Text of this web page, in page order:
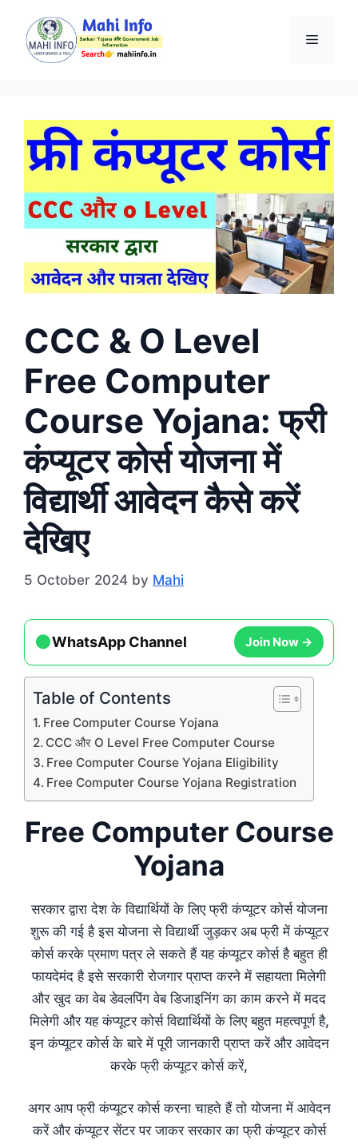
content
Menu
CCC & O Level
Free Computer
Course Yojana: फ्री
कंप्यूटर कोर्स योजना में
विद्यार्थी आवेदन कैसे करें
देखिए
5 October 2024 by Mahi
●WhatsApp Channel Join Now →
Table of Contents
Free Computer Course Yojana
CCC और O Level Free Computer Course
Free Computer Course Yojana Eligibility
Free Computer Course Yojana Registration
Free Computer Course
Yojana
सरकार द्वारा देश के विद्यार्थियों के लिए फ्री कंप्यूटर कोर्स योजना
शुरू की गई है इस योजना से विद्यार्थी जुड़कर अब फ्री में कंप्यूटर
कोर्स करके प्रमाण पत्र ले सकते हैं यह कंप्यूटर कोर्स है बहुत ही
फायदेमंद है इसे सरकारी रोजगार प्राप्त करने में सहायता मिलेगी
और खुद का वेब डेवलपिंग वेब डिजाइनिंग का काम करने में मदद
मिलेगी और यह कंप्यूटर कोर्स विद्यार्थियों के लिए बहुत महत्वपूर्ण है,
इन कंप्यूटर कोर्स के बारे में पूरी जानकारी प्राप्त करें और आवेदन
करके फ्री कंप्यूटर कोर्स करें,
अगर आप फ्री कंप्यूटर कोर्स करना चाहते हैं तो योजना में आवेदन
करें और कंप्यूटर सेंटर पर जाकर सरकार का फ्री कंप्यूटर कोर्स